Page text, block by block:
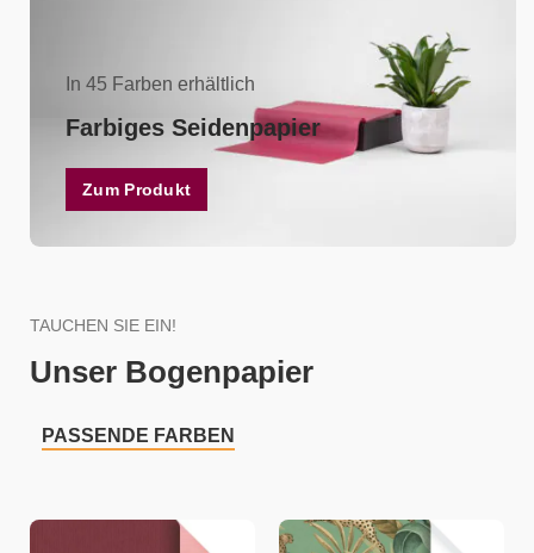
In 45 Farben erhältlich
Farbiges Seidenpapier
Zum Produkt
TAUCHEN SIE EIN!
Unser Bogenpapier
PASSENDE FARBEN